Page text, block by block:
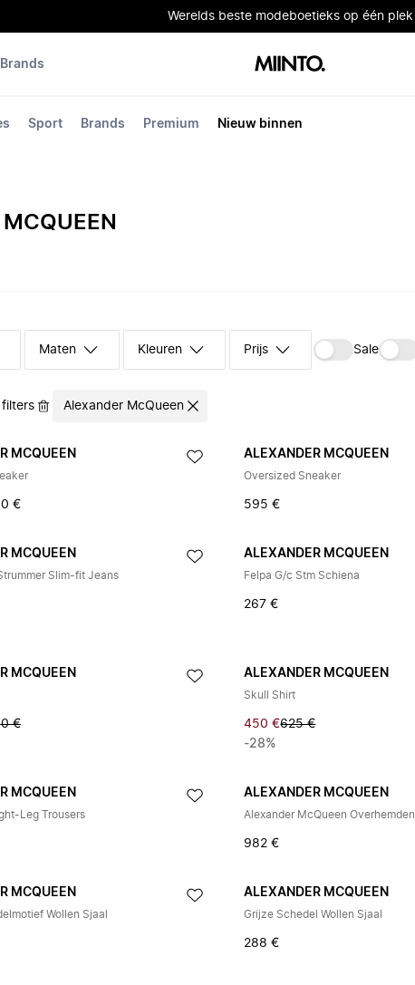
Werelds beste modeboetieks op één plek
Sport Brands Premium Nieuw binnen
Brands
Maten Kleuren Prijs Sale
filters Alexander McQueen
MCQUEEN
€
ALEXANDER MCQUEEN
Oversized Sneaker
595 €
MCQUEEN
Slim-fit Jeans
ALEXANDER MCQUEEN
Felpa G/c Stm Schiena
267 €
MCQUEEN
€
ALEXANDER MCQUEEN
Skull Shirt
450 €625 €
-28%
MCQUEEN
Leg Trousers
ALEXANDER MCQUEEN
Alexander McQueen Overhemden
982 €
MCQUEEN
Wollen Sjaal
ALEXANDER MCQUEEN
Grijze Schedel Wollen Sjaal
288 €